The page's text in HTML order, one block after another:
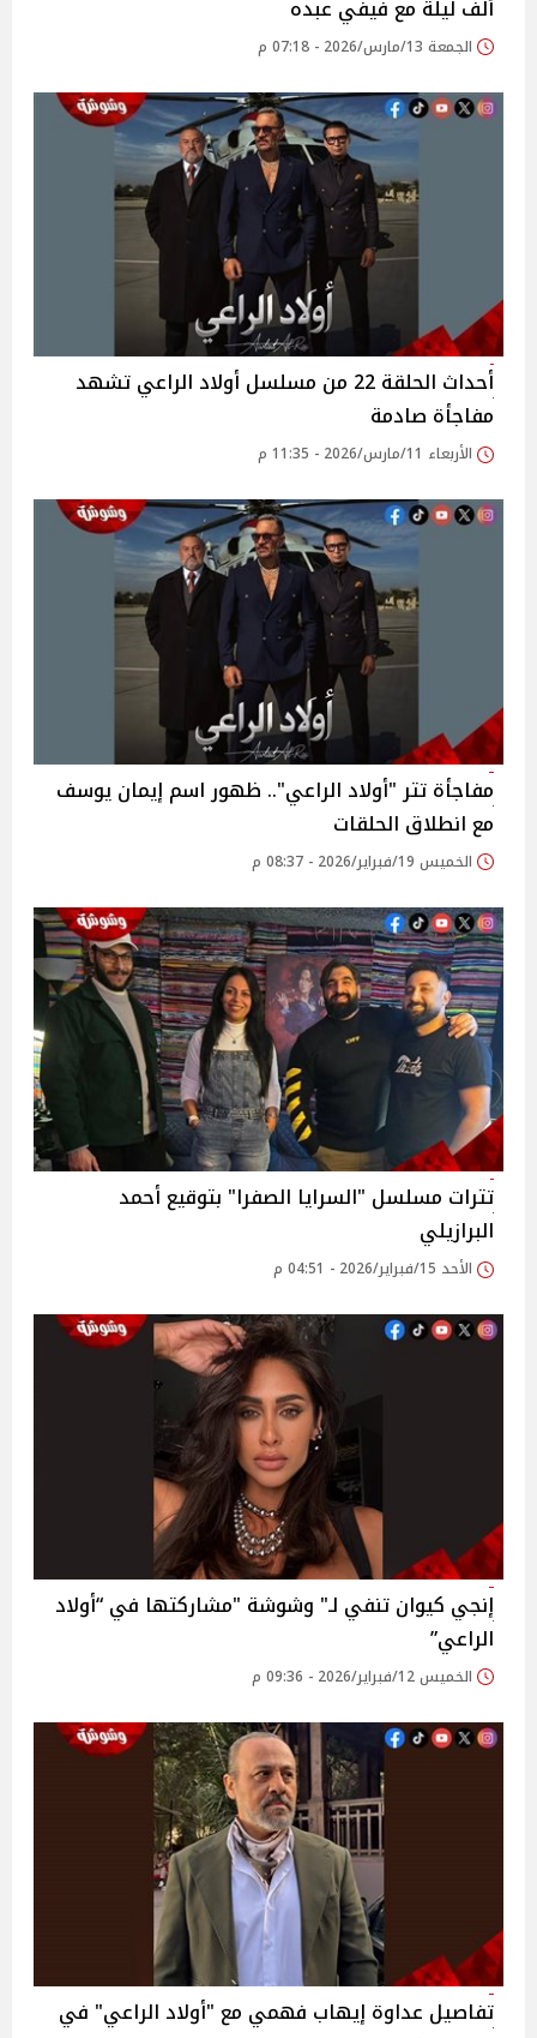
ألف ليلة مع فيفي عبده
الجمعة 13/مارس/2026 - 07:18 م
أحداث الحلقة 22 من مسلسل أولاد الراعي تشهد
مفاجأة صادمة
الأربعاء 11/مارس/2026 - 11:35 م
مفاجأة تتر "أولاد الراعي".. ظهور اسم إيمان يوسف
مع انطلاق الحلقات
الخميس 19/فبراير/2026 - 08:37 م
تترات مسلسل "السرايا الصفرا" بتوقيع أحمد
البرازيلي
الأحد 15/فبراير/2026 - 04:51 م
إنجي كيوان تنفي لـ" وشوشة "مشاركتها في “أولاد
الراعي”
الخميس 12/فبراير/2026 - 09:36 م
تفاصيل عداوة إيهاب فهمي مع "أولاد الراعي" في